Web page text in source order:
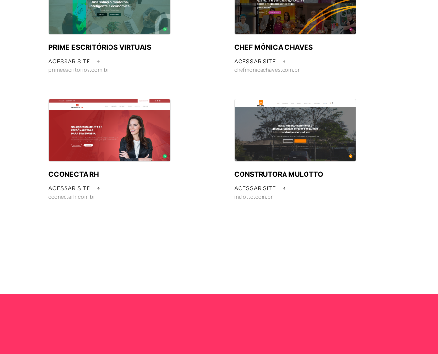
PRIME ESCRITÓRIOS VIRTUAIS
ACESSAR SITE 
primeescritorios.com.br
CHEF MÔNICA CHAVES
ACESSAR SITE 
chefmonicachaves.com.br
CCONECTA RH
ACESSAR SITE 
cconectarh.com.br
CONSTRUTORA MULOTTO
ACESSAR SITE 
mulotto.com.br